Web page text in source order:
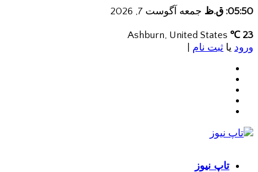
05:50: ق.ظ جمعه آگوست 7, 2026
23 ℃
ورود یا ثبت نام
تاپ نیوز